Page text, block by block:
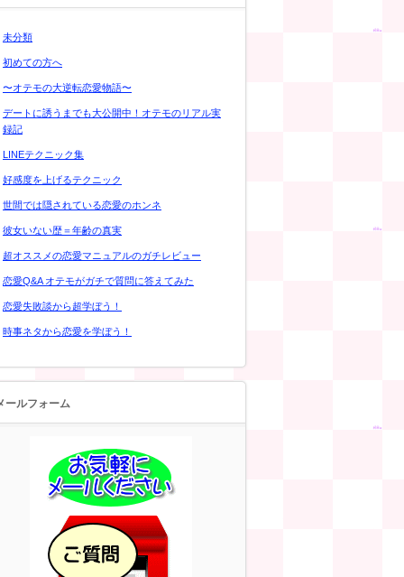
未分類
初めての方へ
〜オテモの大逆転恋愛物語〜
デートに誘うまでも大公開中！オテモのリアル実
録記
LINEテクニック集
好感度を上げるテクニック
世間では隠されている恋愛のホンネ
彼女いない歴＝年齢の真実
超オススメの恋愛マニュアルのガチレビュー
恋愛Q&A オテモがガチで質問に答えてみた
恋愛失敗談から超学ぼう！
時事ネタから恋愛を学ぼう！
ールフォーム